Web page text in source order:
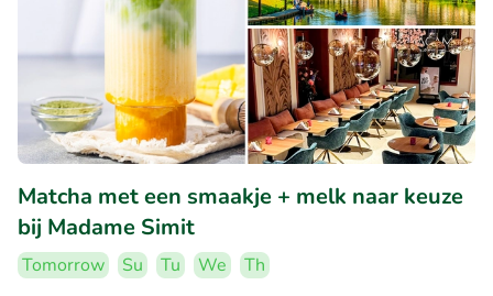
Matcha met een smaakje + melk naar keuze
bij Madame Simit
Tomorrow Su Tu We
Th